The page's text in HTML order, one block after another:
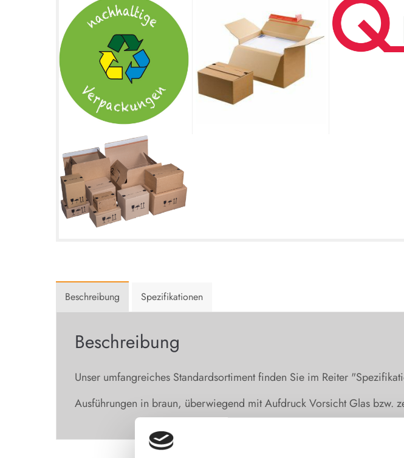
Beschreibung Spezifikationen
Beschreibung
Unser umfangreiches Standardsortiment finden Sie im Reiter
Ausführungen in braun, überwiegend mit Aufdruck Vorsicht Glas bzw.